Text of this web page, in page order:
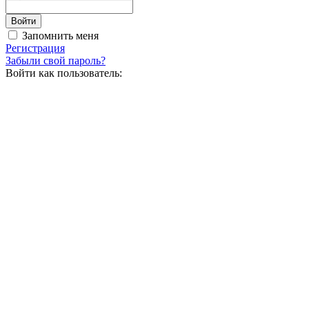
Запомнить меня
Регистрация
Забыли свой пароль?
Войти как пользователь: